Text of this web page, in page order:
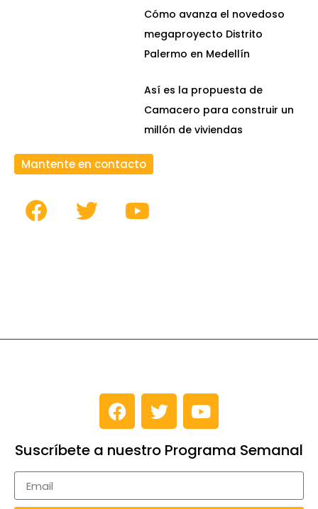
Cómo avanza el novedoso
megaproyecto Distrito
Palermo en Medellín
Así es la propuesta de
Camacero para construir un
millón de viviendas
Mantente en contacto
Suscríbete a nuestro Programa Semanal